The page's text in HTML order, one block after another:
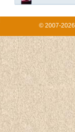
© 2007-2026